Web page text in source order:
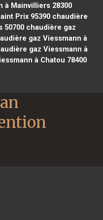
à Mainvilliers 28300
Prix 95390chaudière
50700chaudière gaz
gaz Viessmann à
gaz Viessmann à
à Chatou 78400